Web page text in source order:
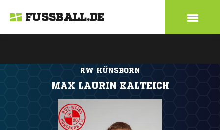
FUSSBALL.DE
RW HÜNSBORN
MAX LAURIN KALTEICH